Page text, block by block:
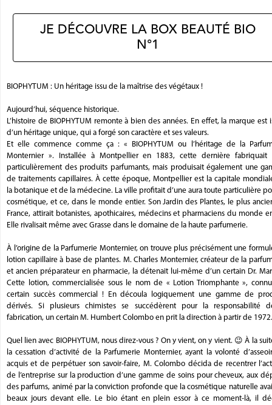
JE DÉCOUVRE LA BOX BEAUTÉ BIO
N°1
BIOPHYTUM : Un héritage issu de la maîtrise des végétaux !
Aujourd’hui, séquence historique.
L’histoire de BIOPHYTUM remonte à bien des années. En effet, la marque est
d’un héritage unique, qui a forgé son caractère et ses valeurs.
Et elle commence comme ça : « BIOPHYTUM ou l’héritage de la
Monternier ». Installée à Montpellier en 1883, cette dernière fabriquait
particulièrement des produits parfumants, mais produisait également une
de traitements capillaires. À cette époque, Montpellier est la capitale
la botanique et de la médecine. La ville profitait d’une aura toute particulière
cosmétique, et ce, dans le monde entier. Son Jardin des Plantes, le plus
France, attirait botanistes, apothicaires, médecins et pharmaciens du monde
Elle rivalisait même avec Grasse dans le domaine de la haute parfumerie.
À l’origine de la Parfumerie Monternier, on trouve plus précisément une
lotion capillaire à base de plantes. M. Charles Monternier, créateur de la
et ancien préparateur en pharmacie, la détenait lui-même d’un certain Dr.
Cette lotion, commercialisée sous le nom de « Lotion Triomphante »,
certain succès commercial ! En découla logiquement une gamme de
dérivés. Si plusieurs chimistes se succédèrent pour la responsabilité
fabrication, un certain M. Humbert Colombo en prit la direction à partir de 1972.
Quel lien avec BIOPHYTUM, nous direz-vous ? On y vient, on y vient. 😉 À la
la cessation d’activité de la Parfumerie Monternier, ayant la volonté
acquis et de perpétuer son savoir-faire, M. Colombo décida de recentrer
de l’entreprise sur la production d’une gamme de soins pour cheveux, aux
des parfums, animé par la conviction profonde que la cosmétique naturelle
beaux jours devant elle. Le bio étant en plein essor à ce moment-là, il